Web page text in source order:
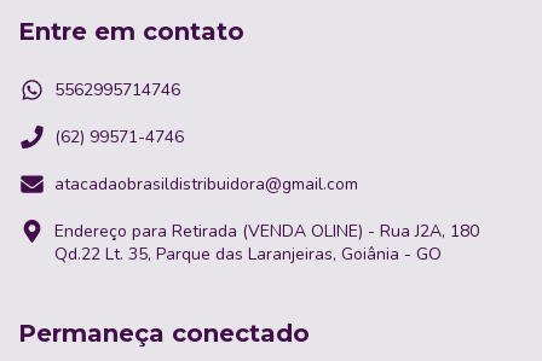
Entre em contato
5562995714746
(62) 99571-4746
atacadaobrasildistribuidora@gmail.com
Endereço para Retirada (VENDA OLINE) - Rua J2A, 180
Qd.22 Lt. 35, Parque das Laranjeiras, Goiânia - GO
Permaneça conectado